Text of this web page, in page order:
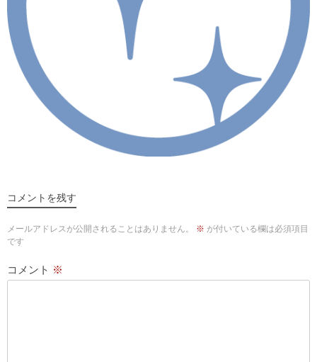
コメントを残す
メールアドレスが公開されることはありません。 ※ が付いている欄は必須項目
です
コメント ※